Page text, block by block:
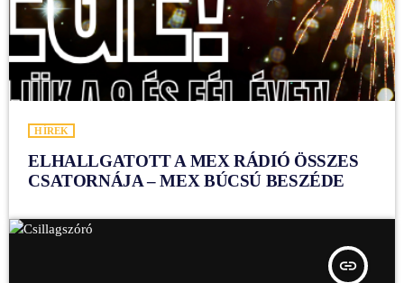
HÍREK
ELHALLGATOTT A MEX RÁDIÓ ÖSSZES
CSATORNÁJA – MEX BÚCSÚ BESZÉDE
insert_link